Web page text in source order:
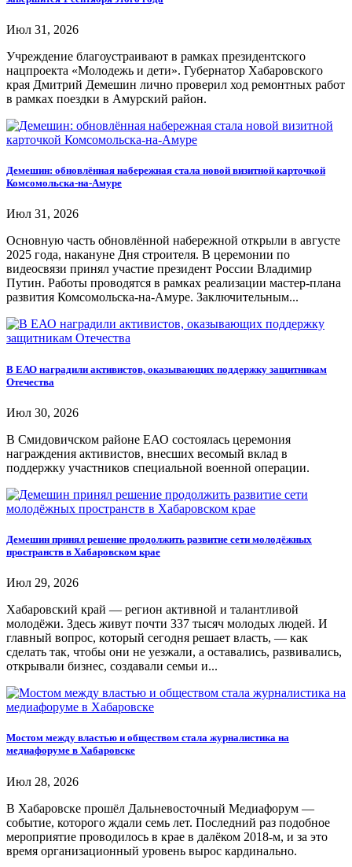
Июл 31, 2026
Учреждение благоустраивают в рамках президентского
нацпроекта «Молодежь и дети». Губернатор Хабаровского
края Дмитрий Демешин лично проверил ход ремонтных работ
в рамках поездки в Амурский район.
Демешин: обновлённая набережная стала новой визитной карточкой
Комсомольска-на-Амуре
Июл 31, 2026
Основную часть обновлённой набережной открыли в августе
2025 года, накануне Дня строителя. В церемонии по
видеосвязи принял участие президент России Владимир
Путин. Работы проводятся в рамках реализации мастер-плана
развития Комсомольска-на-Амуре. Заключительным...
В ЕАО наградили активистов, оказывающих поддержку защитникам
Отечества
Июл 30, 2026
В Смидовичском районе ЕАО состоялась церемония
награждения активистов, внесших весомый вклад в
поддержку участников специальной военной операции.
Демешин принял решение продолжить развитие сети молодёжных
пространств в Хабаровском крае
Июл 29, 2026
Хабаровский край — регион активной и талантливой
молодёжи. Здесь живут почти 337 тысяч молодых людей. И
главный вопрос, который сегодня решает власть, — как
сделать так, чтобы они не уезжали, а оставались, развивались,
открывали бизнес, создавали семьи и...
Мостом между властью и обществом стала журналистика на
медиафоруме в Хабаровске
Июл 28, 2026
В Хабаровске прошёл Дальневосточный Медиафорум —
событие, которого ждали семь лет. Последний раз подобное
мероприятие проводилось в крае в далёком 2018-м, и за это
время организационный уровень вырос кардинально.